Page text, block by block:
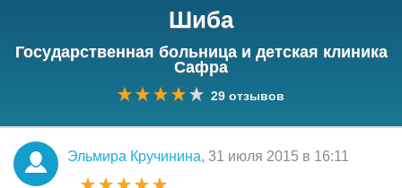
Шиба
Государственная больница и детская клиника
Сафра
29 отзывов
Эльмира Кручинина, 31 июля 2015 в 16:11